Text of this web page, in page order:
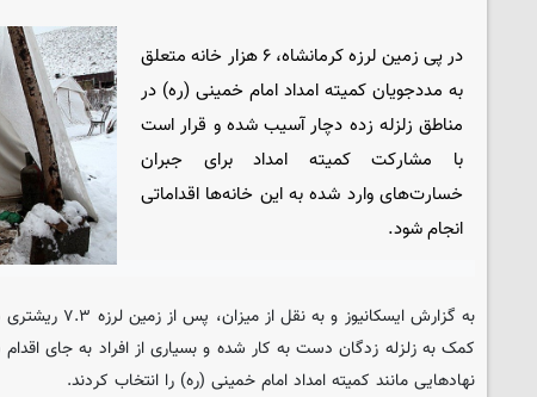
در پی زمین لرزه کرمانشاه، ۶ هزار خانه متعلق
به مددجویان کمیته امداد امام خمینی (ره) در
مناطق زلزله زده دچار آسیب شده و قرار است
با مشارکت کمیته امداد برای جبران
خسارت‌های وارد شده به این خانه‌ها اقداماتی
انجام شود.
به گزارش
کمک به زلزله زدگان دست به کار شده و بسیاری از افراد به جای
نهاد‌هایی مانند کمیته امداد امام خمینی (ره) را انتخاب کردند.